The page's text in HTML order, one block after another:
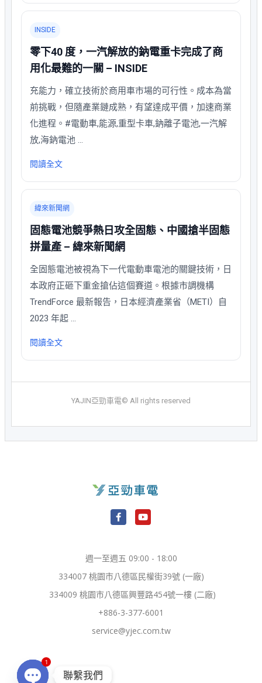
INSIDE
零下40 度，一汽解放的鈉電重卡完成了商
用化最難的一關 – INSIDE
充能力，確立技術於商用車市場的可行性。成本為當
前挑戰，但隨產業鏈成熟，有望達成平價，加速商業
化進程。#電動車,能源,重型卡車,鈉離子電池,一汽解
放,海鈉電池 …
閱讀全文
緯來新聞網
固態電池競爭熱日攻全固態、中國搶半固態
拼量產 – 緯來新聞網
全固態電池被視為下一代電動車電池的關鍵技術，日
本政府正砸下重金搶佔這個賽道。根據市調機構
TrendForce 最新報告，日本經濟產業省（METI）自
2023 年起 …
閱讀全文
YAJIN亞勁車電© All rights reserved
F
e
b
o
o
k
-
Y
t
u
b
e
週一至週五 09:00 - 18:00
334007 桃園市八德區民權街39號 (一廠)
334009 桃園市八德區興豐路454號一樓 (二廠)
+886-3-377-6001
service@yjec.com.tw
聯繫我們
1